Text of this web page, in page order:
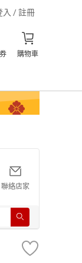
入 / 註冊
購物車
聯絡店家